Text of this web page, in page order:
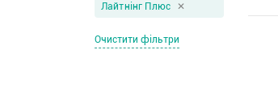
Лайтнінг Плюс
Очистити фільтри